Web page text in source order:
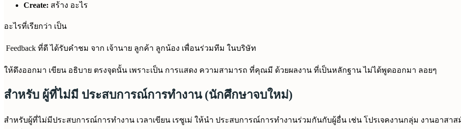
Create: สร้าง อะไร
อะไรที่เรียกว่า เป็น
Feedback ที่ดี ได้รับคำชม จาก เจ้านาย ลูกค้า ลูกน้อง เพื่อนร่วมทีม ในบริษัท
ให้ดึงออกมา เขียน อธิบาย ตรงจุดนั้น เพราะเป็น การแสดง ความสามารถ ที่คุณมี ด้วยผลงาน ที่เป็นหลักฐาน ไม่ได้พูดออกมา ลอยๆ
สำหรับ ผู้ที่ไม่มี ประสบการณ์การทำงาน (นักศึกษาจบใหม่)
สำหรับผู้ที่ไม่มีประสบการณ์การทำงาน เวลาเขียน เรซูเม่ ให้นำ ประสบการณ์การทำงานร่วมกันกับผู้อื่น เช่น โปรเจคงานกลุ่ม งานอาสา